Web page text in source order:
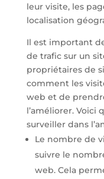
leur visite, les
localisation
Il est important
de trafic sur un
propriétaires de
comment les
web et de
l’améliorer. Voici
surveiller dans
Le nombre de
suivre le
web. Cela